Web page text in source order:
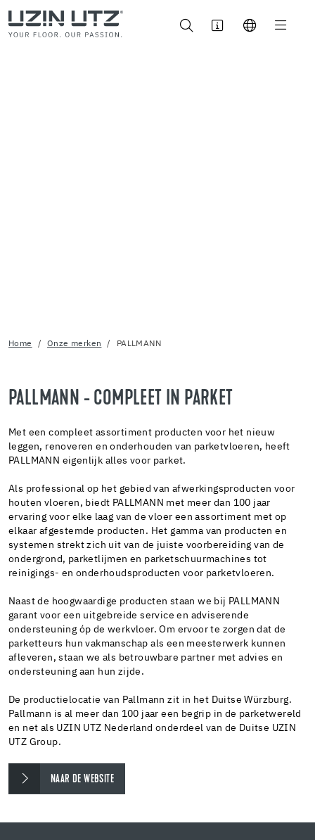
Home Onze merken PALLMANN
PALLMANN - COMPLEET IN PARKET
Met een compleet assortiment producten voor het nieuw
leggen, renoveren en onderhouden van parketvloeren, heeft
PALLMANN eigenlijk alles voor parket.
Als professional op het gebied van afwerkingsproducten voor
houten vloeren, biedt PALLMANN met meer dan 100 jaar
ervaring voor elke laag van de vloer een assortiment met op
elkaar afgestemde producten. Het gamma van producten en
systemen strekt zich uit van de juiste voorbereiding van de
ondergrond, parketlijmen en parketschuurmachines tot
reinigings- en onderhoudsproducten voor parketvloeren.
Naast de hoogwaardige producten staan we bij PALLMANN
garant voor een uitgebreide service en adviserende
ondersteuning óp de werkvloer. Om ervoor te zorgen dat de
parketteurs hun vakmanschap als een meesterwerk kunnen
afleveren, staan we als betrouwbare partner met advies en
ondersteuning aan hun zijde.
De productielocatie van Pallmann zit in het Duitse Würzburg.
Pallmann is al meer dan 100 jaar een begrip in de parketwereld
en net als UZIN UTZ Nederland onderdeel van de Duitse UZIN
UTZ Group.
NAAR DE WEBSITE